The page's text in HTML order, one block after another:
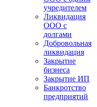
учредителем
Ликвидация
ООО с
долгами
Добровольная
ликвидация
Закрытие
бизнеса
Закрытие ИП
Банкротство
предприятий